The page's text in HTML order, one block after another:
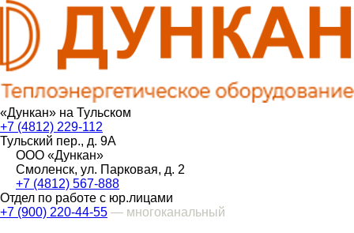
«Дункан» на Тульском
+7 (4812) 229-112
Тульский пер., д. 9А
ООО «Дункан»
Смоленск, ул. Парковая, д. 2
+7 (4812) 567-888
Отдел по работе с юр.лицами
+7 (900) 220-44-55 — многоканальный